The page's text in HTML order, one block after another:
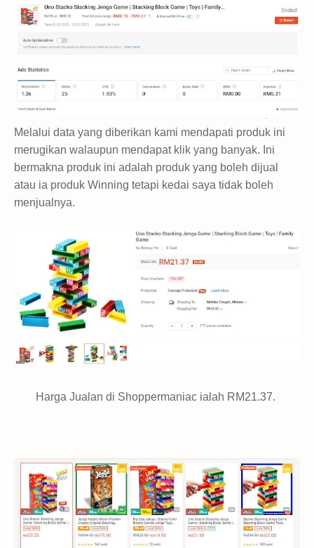
Melalui data yang diberikan kami mendapati produk ini
merugikan walaupun mendapat klik yang banyak. Ini
bermakna produk ini adalah produk yang boleh dijual
atau ia produk Winning tetapi kedai saya tidak boleh
menjualnya.
Harga Jualan di Shoppermaniac ialah RM21.37.